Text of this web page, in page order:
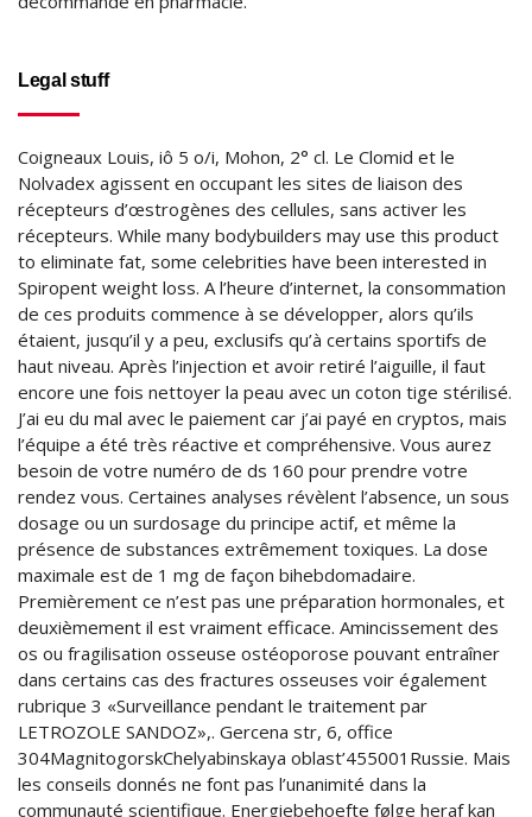
Legal stuff
Coigneaux Louis, iô 5 o/i, Mohon, 2° cl. Le Clomid et le
Nolvadex agissent en occupant les sites de liaison des
récepteurs d’œstrogènes des cellules, sans activer les
récepteurs. While many bodybuilders may use this product
to eliminate fat, some celebrities have been interested in
Spiropent weight loss. A l’heure d’internet, la consommation
de ces produits commence à se développer, alors qu’ils
étaient, jusqu’il y a peu, exclusifs qu’à certains sportifs de
haut niveau. Après l’injection et avoir retiré l’aiguille, il faut
encore une fois nettoyer la peau avec un coton tige stérilisé.
J’ai eu du mal avec le paiement car j’ai payé en cryptos, mais
l’équipe a été très réactive et compréhensive. Vous aurez
besoin de votre numéro de ds 160 pour prendre votre
rendez vous. Certaines analyses révèlent l’absence, un sous
dosage ou un surdosage du principe actif, et même la
présence de substances extrêmement toxiques. La dose
maximale est de 1 mg de façon bihebdomadaire.
Premièrement ce n’est pas une préparation hormonales, et
deuxièmement il est vraiment efficace. Amincissement des
os ou fragilisation osseuse ostéoporose pouvant entraîner
dans certains cas des fractures osseuses voir également
rubrique 3 «Surveillance pendant le traitement par
LETROZOLE SANDOZ»,. Gercena str, 6, office
304MagnitogorskChelyabinskaya oblast’455001Russie. Mais
les conseils donnés ne font pas l’unanimité dans la
communauté scientifique. Energiebehoefte følge heraf kan